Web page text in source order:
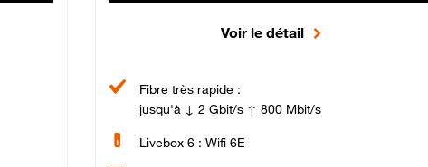
Voir le détail
Fibre très rapide :
jusqu'à ↓ 2 Gbit/s ↑ 800 Mbit/s
Livebox 6 : Wifi 6E